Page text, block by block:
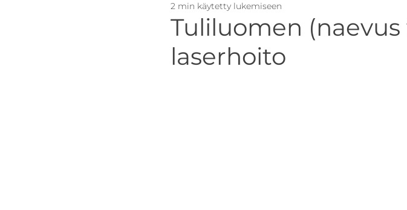
Ruusufinni Ksantelasma
Tuliluomen
laserhoito
2 min käytetty lukemiseen